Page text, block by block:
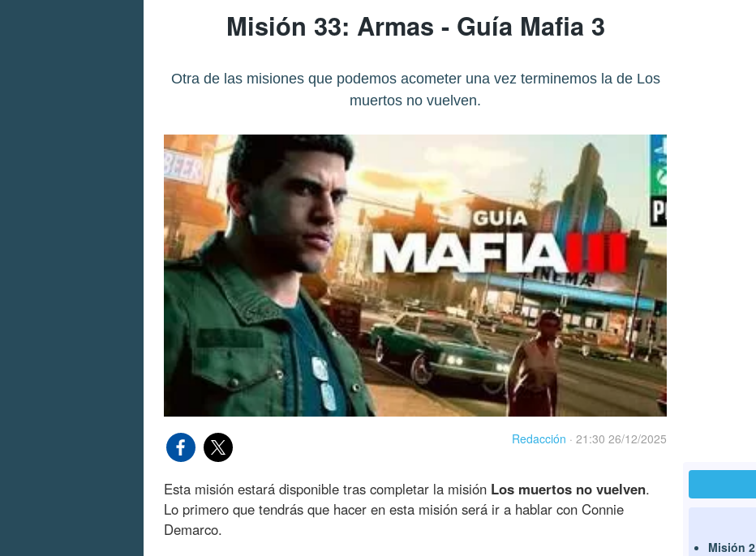
Misión 33: Armas - Guía Mafia 3
Otra de las misiones que podemos acometer una vez terminemos la de Los
muertos no vuelven.
Redacción · 21:30 26/12/2025
Esta misión estará disponible tras completar la misión Los muertos no vuelven.
Lo primero que tendrás que hacer en esta misión será ir a hablar con Connie
Demarco.
Misión 2